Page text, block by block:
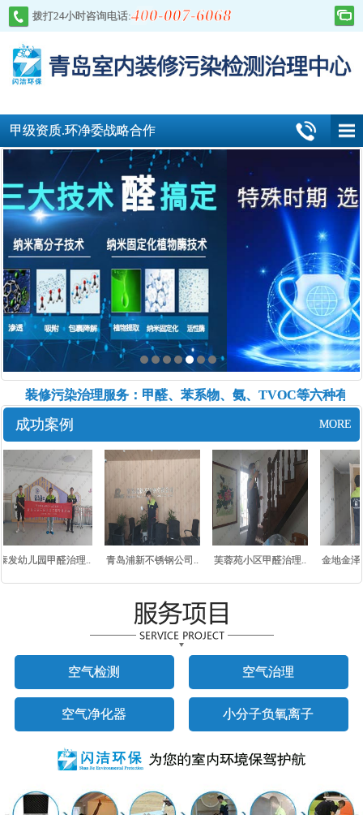
拨打24小时咨询电话:400-007-6068
甲级资质.环净委战略合作
装修污染治理服务：甲醛、苯系物、氨、TVOC等六种有害
成功案例 MORE
发幼儿园甲醛治理.. 青岛浦新不锈钢公司.. 芙蓉苑小区甲醛治理.. 金地金泽
空气检测 空气治理
空气净化器 小分子负氧离子